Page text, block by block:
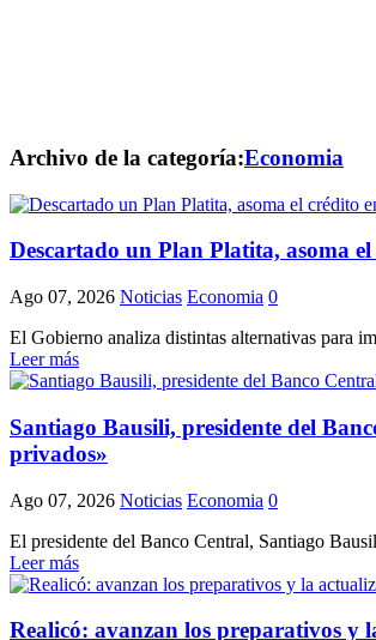
Archivo de la categoría:Economia
Descartado un Plan Platita, asoma
Ago 07, 2026 Noticias Economia 0
El Gobierno analiza distintas alternativas para
Leer más
Santiago Bausili, presidente del
privados»
Ago 07, 2026 Noticias Economia 0
El presidente del Banco Central, Santiago
Leer más
Realicó: avanzan los preparativos y